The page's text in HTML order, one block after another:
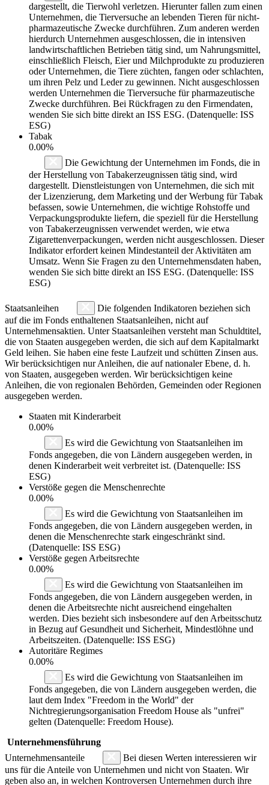
dargestellt, die Tierwohl verletzen. Hierunter fallen zum einen
Unternehmen, die Tierversuche an lebenden Tieren für nicht-
pharmazeutische Zwecke durchführen. Zum anderen werden
hierdurch Unternehmen ausgeschlossen, die in intensiven
landwirtschaftlichen Betrieben tätig sind, um Nahrungsmittel,
einschließlich Fleisch, Eier und Milchprodukte zu produzieren
oder Unternehmen, die Tiere züchten, fangen oder schlachten,
um ihren Pelz und Leder zu gewinnen. Nicht ausgeschlossen
werden Unternehmen die Tierversuche für pharmazeutische
Zwecke durchführen. Bei Rückfragen zu den Firmendaten,
wenden Sie sich bitte direkt an ISS ESG. (Datenquelle: ISS
ESG)
Tabak
0.00%
Die Gewichtung der Unternehmen im Fonds, die in
der Herstellung von Tabakerzeugnissen tätig sind, wird
dargestellt. Dienstleistungen von Unternehmen, die sich mit
der Lizenzierung, dem Marketing und der Werbung für Tabak
befassen, sowie Unternehmen, die wichtige Rohstoffe und
Verpackungsprodukte liefern, die speziell für die Herstellung
von Tabakerzeugnissen verwendet werden, wie etwa
Zigarettenverpackungen, werden nicht ausgeschlossen. Dieser
Indikator erfordert keinen Mindestanteil der Aktivitäten am
Umsatz. Wenn Sie Fragen zu den Unternehmensdaten haben,
wenden Sie sich bitte direkt an ISS ESG. (Datenquelle: ISS
ESG)
Staatsanleihen
Die folgenden Indikatoren beziehen sich
auf die im Fonds enthaltenen Staatsanleihen, nicht auf
Unternehmensaktien. Unter Staatsanleihen versteht man Schuldtitel,
die von Staaten ausgegeben werden, die sich auf dem Kapitalmarkt
Geld leihen. Sie haben eine feste Laufzeit und schütten Zinsen aus.
Wir berücksichtigen nur Anleihen, die auf nationaler Ebene, d. h.
von Staaten, ausgegeben werden. Wir berücksichtigen keine
Anleihen, die von regionalen Behörden, Gemeinden oder Regionen
ausgegeben werden.
Staaten mit Kinderarbeit
0.00%
Es wird die Gewichtung von Staatsanleihen im
Fonds angegeben, die von Ländern ausgegeben werden, in
denen Kinderarbeit weit verbreitet ist. (Datenquelle: ISS
ESG)
Verstöße gegen die Menschenrechte
0.00%
Es wird die Gewichtung von Staatsanleihen im
Fonds angegeben, die von Ländern ausgegeben werden, in
denen die Menschenrechte stark eingeschränkt sind.
(Datenquelle: ISS ESG)
Verstöße gegen Arbeitsrechte
0.00%
Es wird die Gewichtung von Staatsanleihen im
Fonds angegeben, die von Ländern ausgegeben werden, in
denen die Arbeitsrechte nicht ausreichend eingehalten
werden. Dies bezieht sich insbesondere auf den Arbeitsschutz
in Bezug auf Gesundheit und Sicherheit, Mindestlöhne und
Arbeitszeiten. (Datenquelle: ISS ESG)
Autoritäre Regimes
0.00%
Es wird die Gewichtung von Staatsanleihen im
Fonds angegeben, die von Ländern ausgegeben werden, die
laut dem Index "Freedom in the World" der
Nichtregierungsorganisation Freedom House als "unfrei"
gelten (Datenquelle: Freedom House).
Unternehmensführung
Unternehmensanteile
Bei diesen Werten interessieren wir
uns für die Anteile von Unternehmen und nicht von Staaten. Wir
geben also an, in welchen Kontroversen Unternehmen durch ihre